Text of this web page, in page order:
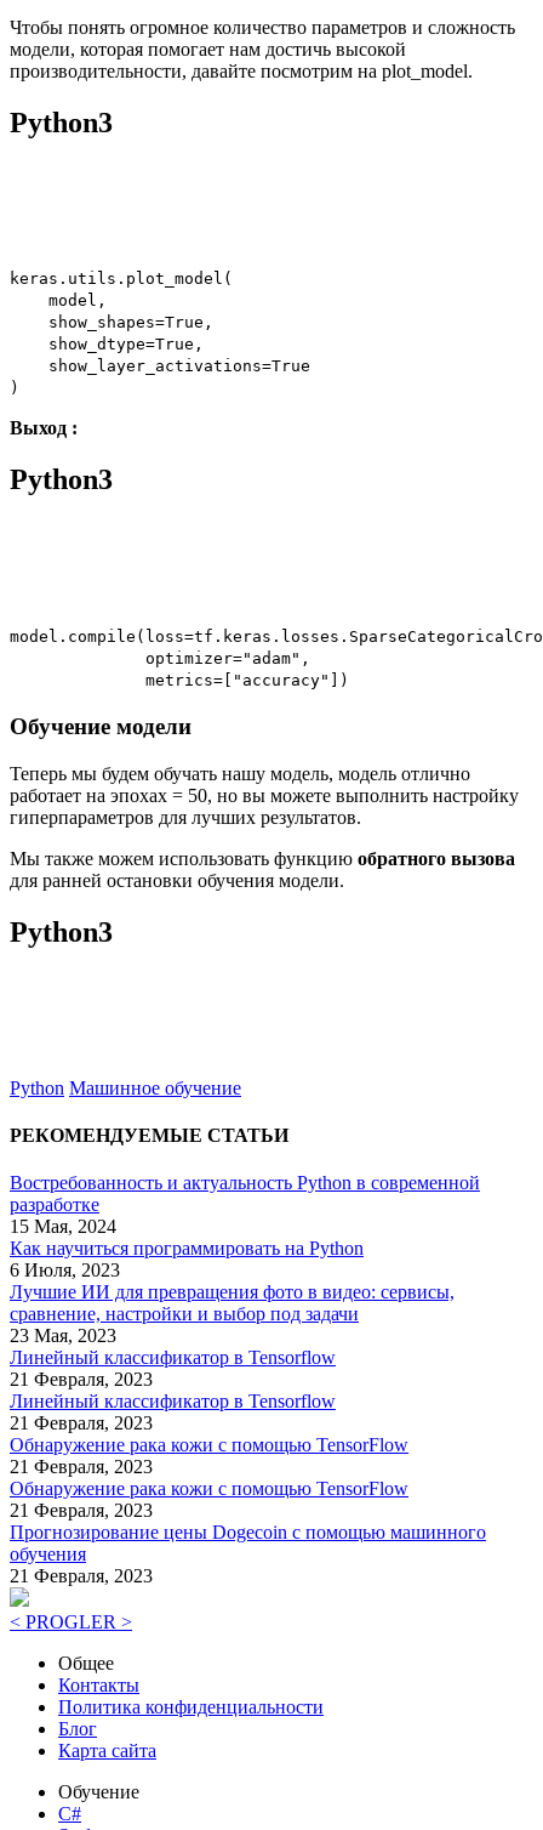
Чтобы понять огромное количество параметров и сложность
модели, которая помогает нам достичь высокой
производительности, давайте посмотрим на plot_model.
Python3
keras.utils.plot_model(
model,
show_shapes=True ,
show_dtype=True ,
show_layer_activations=True
)
Выход :
Python3
model. compile (loss=
optimizer="adam" ,
metrics= "accuracy" ])
Обучение модели
Теперь мы будем обучать нашу модель, модель отлично
работает на эпохах = 50, но вы можете выполнить настройку
гиперпараметров для лучших результатов.
Мы также можем использовать функцию обратного вызова
для ранней остановки обучения модели.
Python3
Python Машинное обучение
РЕКОМЕНДУЕМЫЕ СТАТЬИ
Востребованность и актуальность Python в современной
разработке
15 Мая, 2024
Как научиться программировать на Python
6 Июля, 2023
Лучшие ИИ для превращения фото в видео: сервисы,
сравнение, настройки и выбор под задачи
23 Мая, 2023
Линейный классификатор в Tensorflow
21 Февраля, 2023
Линейный классификатор в Tensorflow
21 Февраля, 2023
Обнаружение рака кожи с помощью TensorFlow
21 Февраля, 2023
Обнаружение рака кожи с помощью TensorFlow
21 Февраля, 2023
Прогнозирование цены Dogecoin с помощью машинного
обучения
21 Февраля, 2023
< PROGLER >
Общее
Контакты
Политика конфиденциальности
Блог
Карта сайта
Обучение
C#